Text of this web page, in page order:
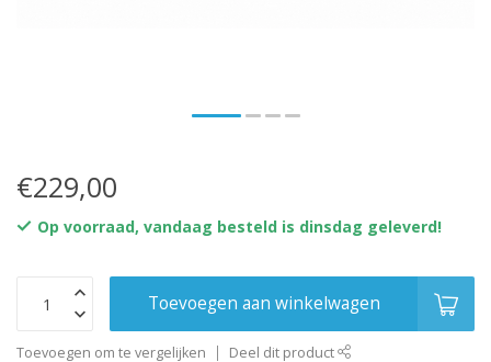
€229,00
Op voorraad, vandaag besteld is dinsdag geleverd!
Toevoegen aan winkelwagen
Toevoegen om te vergelijken Deel dit product